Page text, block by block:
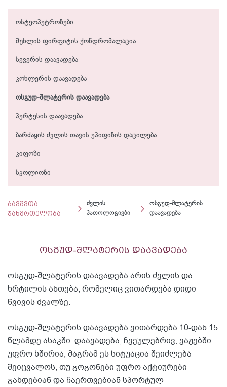
ოსტეოპეტროზები
მუხლის ფირფიტის ქონდრომალაცია
სევერის დაავადება
კოხლერის დაავადება
ოსგუდ-შლატერის დაავადება
პერტესის დაავადება
ბარძაყის ძვლის თავის ეპიფიზის დაცილება
კიფოზი
სკოლიოზი
ბავშვთა
ჯანმრთელობა
ძვლის
პათოლოგიები
ოსგუდ-შლატერის
დაავადება
ოსგუდ-შლატერის დაავადება
ოსგუდ-შლატერის დაავადება არის ძვლის და
ხრტილის ანთება, რომელიც ვითარდება დიდი
წვივის ძვალზე.
ოსგუდ-შლატერის დაავადება ვითარდება 10-დან 15
წლამდე ასაკში. დაავადება, ჩვეულებრივ, ვაჟებში
უფრო ხშირია, მაგრამ ეს სიტუაცია შეიძლება
შეიცვალოს, თუ გოგონები უფრო აქტიურები
გახდებიან და ჩაერთვებიან სპორტულ